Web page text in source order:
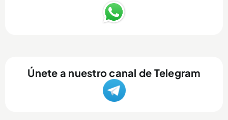
Únete a nuestro canal de Telegram